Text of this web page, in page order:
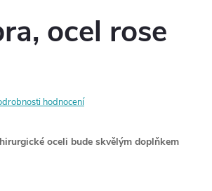
ocel rose
hodnocení
oceli bude skvělým doplňkem